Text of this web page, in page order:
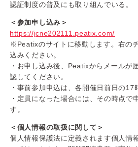
認証制度の普及にも取り組んでいる。
＜参加申し込み＞
https://jcne202111.peatix.com/
※Peatixのサイトに移動します。右の
込みください。
・お申し込み後、Peatixからメールが
認してください。
・事前参加申込は、各開催日前日の17
・定員になった場合には、その時点で
す。
＜個人情報の取扱に関して＞
個人情報保護法に定義されます個人情